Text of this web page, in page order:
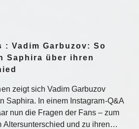
: Vadim Garbuzov: So
Saphira über ihren
zeigt sich Vadim Garbuzov
Saphira. In einem Instagram-Q&A
nun die Fragen der Fans – zum
Altersunterschied und zu ihren…